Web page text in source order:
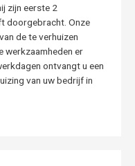
zijn eerste 2
doorgebracht. Onze
de te verhuizen
werkzaamheden er
ontvangt u een
van uw bedrijf in